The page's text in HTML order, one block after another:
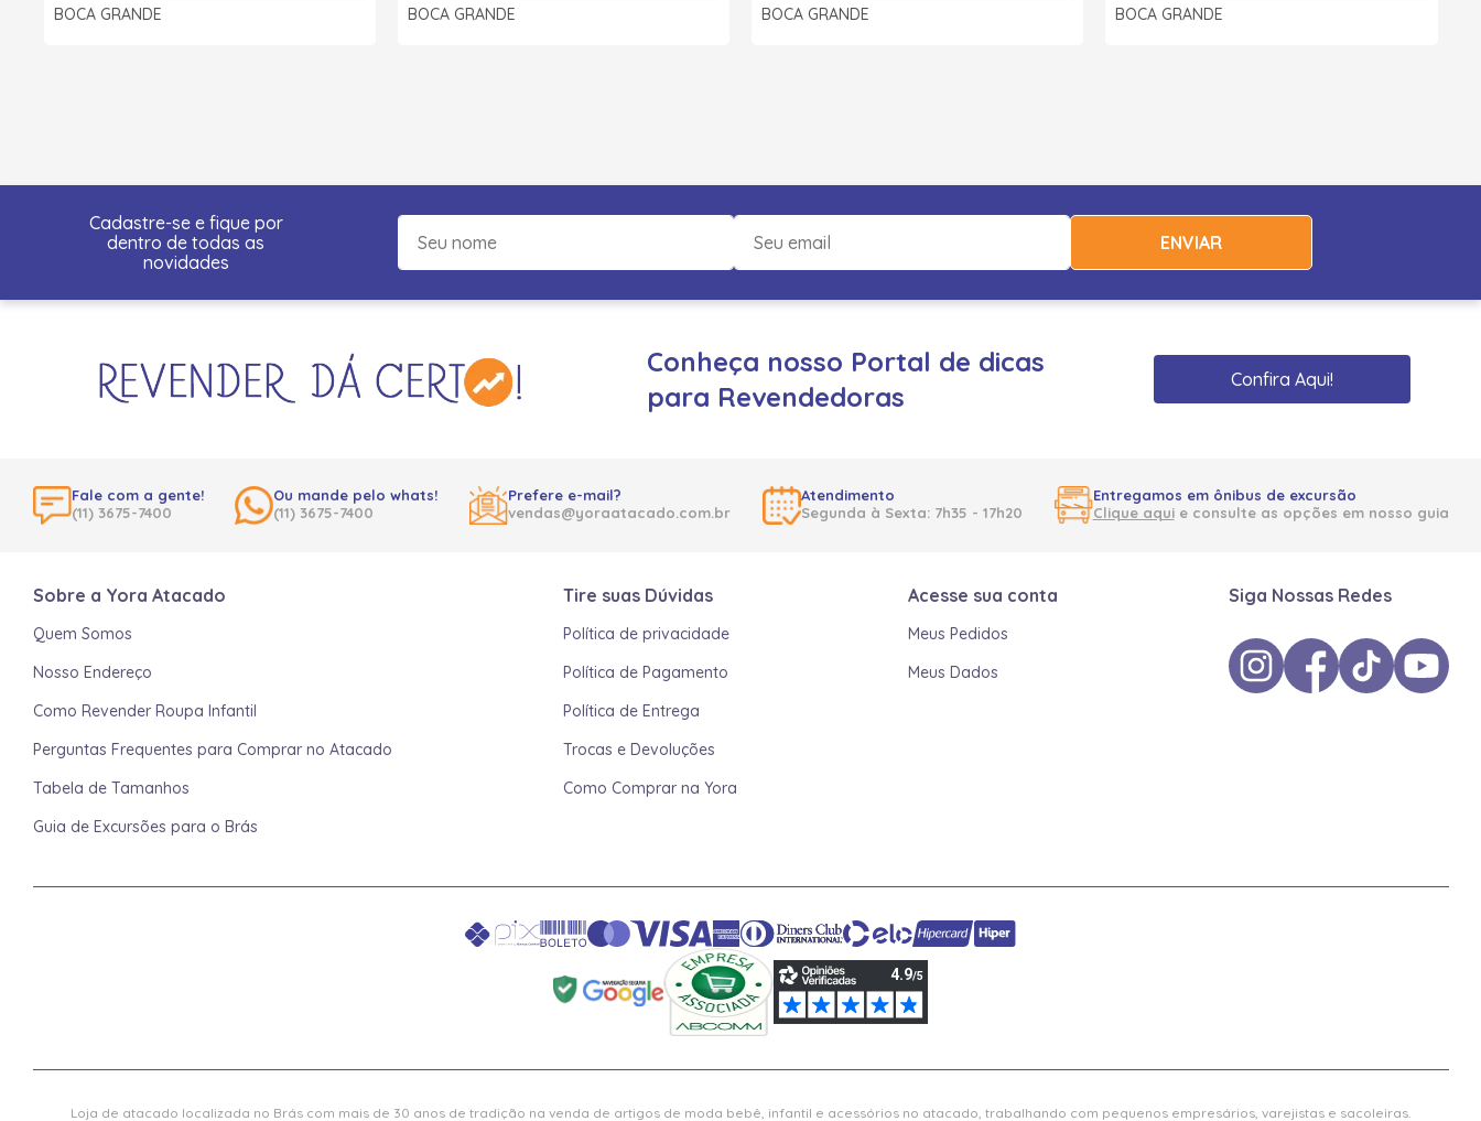
BOCA GRANDE BOCA GRANDE BOCA GRANDE BOCA GRANDE
Cadastre-se e fique por
dentro de todas as
novidades
ENVIAR
Conheça nosso Portal de dicas
para Revendedoras
Confira Aqui!
Fale com a gente!
(11) 3675-7400
Ou mande pelo whats!
(11) 3675-7400
Prefere e-mail?
vendas@yoraatacado.com.br
Atendimento
Segunda à Sexta: 7h35 - 17h20
Entregamos em ônibus de excursão
Clique aquie consulte as opções em nosso guia
Sobre a Yora Atacado
Quem Somos
Nosso Endereço
Como Revender Roupa Infantil
Perguntas Frequentes para Comprar no Atacado
Tabela de Tamanhos
Guia de Excursões para o Brás
Tire suas Dúvidas
Política de privacidade
Política de Pagamento
Política de Entrega
Trocas e Devoluções
Como Comprar na Yora
Acesse sua conta
Meus Pedidos
Meus Dados
Siga Nossas Redes
Loja de atacado localizada no Brás com mais de 30 anos de tradição na venda de artigos de moda bebê, infantil e acessórios no atacado, trabalhando com pequenos empresários, varejistas e sacoleiras.